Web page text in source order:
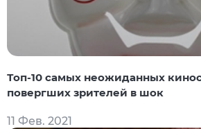
Топ-10 самых неожиданных
повергших зрителей в шок
11 Фев. 2021